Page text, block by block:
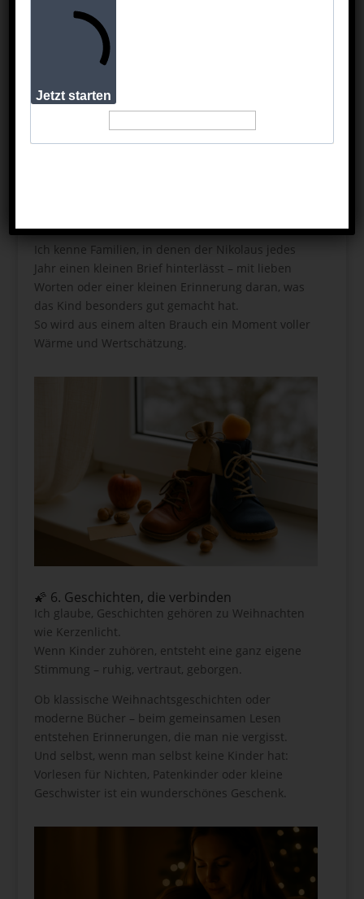
Wenn man sie beim Basteln beobachtet, merkt
man, wie stolz sie auf ihre kleinen Werke sind.
Und egal, ob die Glitzersterne schief sind oder die
Farbe tropft – sie bringen echtes Weihnachtsgefühl
ins Haus.
🧦 5. Der Nikolaus und seine kleine Magie
Für viele Kinder ist der Nikolaustag fast so
Ich kenne Familien, in denen der Nikolaus jedes
Jahr einen kleinen Brief hinterlässt – mit lieben
Worten oder einer kleinen Erinnerung daran, was
das Kind besonders gut gemacht hat.
So wird aus einem alten Brauch ein Moment voller
Wärme und Wertschätzung.
🌠 6. Geschichten, die verbinden
Ich glaube, Geschichten gehören zu Weihnachten
wie Kerzenlicht.
Wenn Kinder zuhören, entsteht eine ganz eigene
Stimmung – ruhig, vertraut, geborgen.
Ob klassische Weihnachtsgeschichten oder
moderne Bücher – beim gemeinsamen Lesen
entstehen Erinnerungen, die man nie vergisst.
Und selbst, wenn man selbst keine Kinder hat:
Vorlesen für Nichten, Patenkinder oder kleine
Geschwister ist ein wunderschönes Geschenk.
Jetzt starten